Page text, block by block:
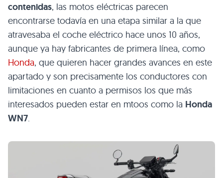
contenidas, las motos eléctricas parecen
encontrarse todavía en una etapa similar a la que
atravesaba el coche eléctrico hace unos 10 años,
aunque ya hay fabricantes de primera línea, como
Honda, que quieren hacer grandes avances en este
apartado y son precisamente los conductores con
limitaciones en cuanto a permisos los que más
interesados pueden estar en mtoos como la Honda
WN7.